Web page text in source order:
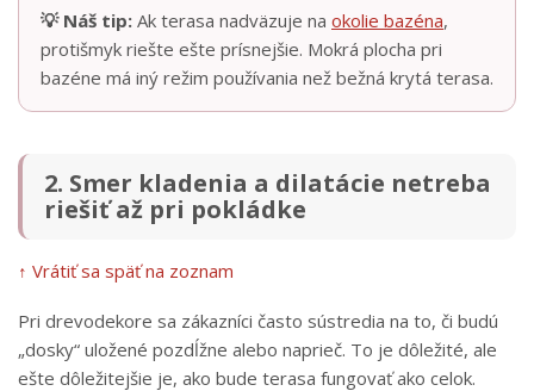
💡 Náš tip: Ak terasa nadväzuje na okolie bazéna,
protišmyk riešte ešte prísnejšie. Mokrá plocha pri
bazéne má iný režim používania než bežná krytá terasa.
2. Smer kladenia a dilatácie netreba
riešiť až pri pokládke
↑ Vrátiť sa späť na zoznam
Pri drevodekore sa zákazníci často sústredia na to, či budú
„dosky“ uložené pozdĺžne alebo naprieč. To je dôležité, ale
ešte dôležitejšie je, ako bude terasa fungovať ako celok.